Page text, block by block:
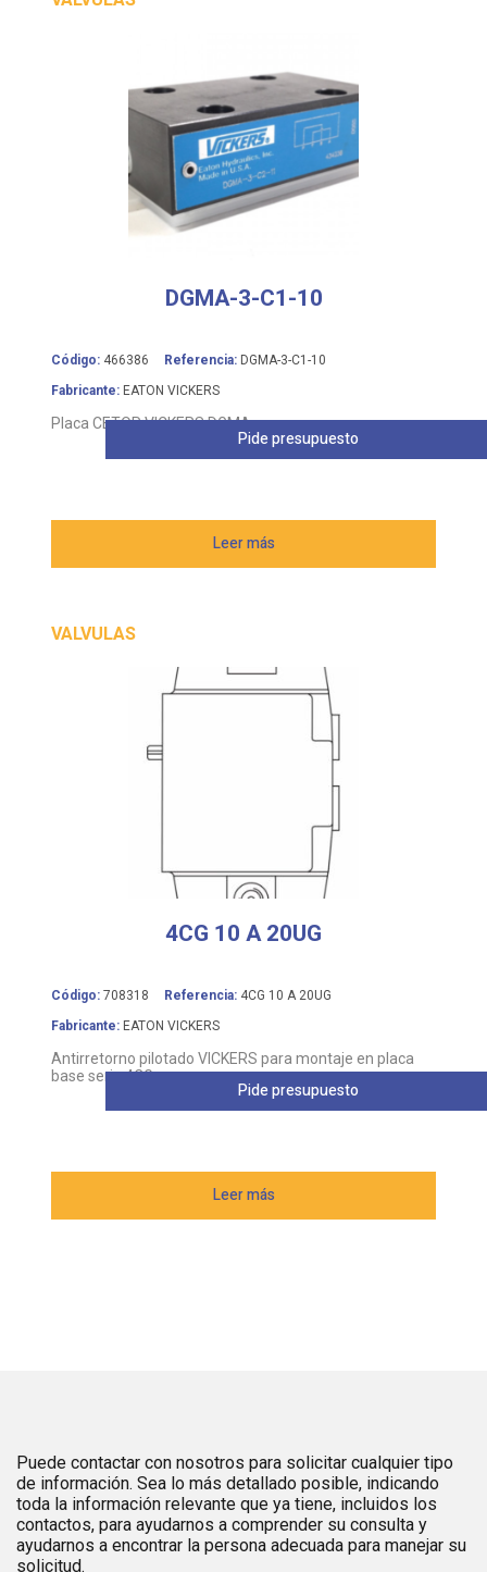
DGMA-3-C1-10
Código: 466386 Referencia: DGMA-3-C1-10
Fabricante: EATON VICKERS
Placa CETOP VICKERS DGMA
Leer más
Pide presupuesto
VALVULAS
4CG 10 A 20UG
Código: 708318 Referencia: 4CG 10 A 20UG
Fabricante: EATON VICKERS
Antirretorno pilotado VICKERS para montaje en placa
base serie 4CG
Leer más
Pide presupuesto
Puede contactar con nosotros para solicitar cualquier tipo
de información. Sea lo más detallado posible, indicando
toda la información relevante que ya tiene, incluidos los
contactos, para ayudarnos a comprender su consulta y
ayudarnos a encontrar la persona adecuada para manejar su
solicitud.